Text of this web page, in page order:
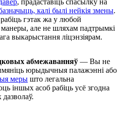
, прадаставіць спасылку на
калі былі нейкія змены.
гэтак жа у любой
але не шляхам падтрымкі
выкарыстання ліцэнзіярам.
абмежаванняў — Вы не
юрыдычныя палажэнні або
меры што легальна
іншых асоб рабіць усё згодна
дазволаў.